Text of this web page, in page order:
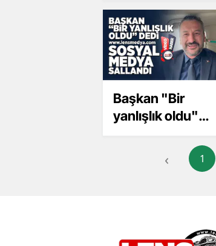
Başkan "Bir
yanlışlık oldu"
medya sallandı!
‹ 1